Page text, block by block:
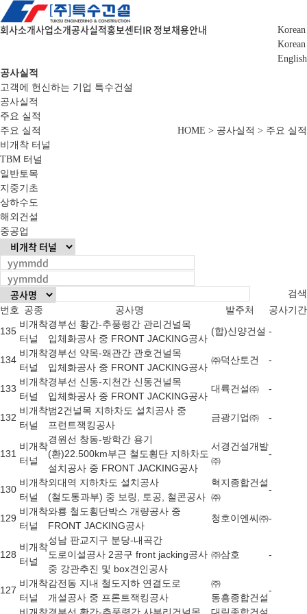
회사소개사업소개공사실적홍보센터IR 정보채용안내
Korean
Korean
English
공사실적
고객에 헌신하는 기업 특수건설
공사실적
주요 실적
주요 실적
HOME > 공사실적 > 주요 실적
비개착 터널
TBM 터널
일반토목
지중기초
상하수도
해외건설
중공업
검색
번호 공종 공사명 발주처
공사기간
135
비개착
터널
경부선 황간-추풍령간 관리건널목
입체화공사 중 FRONT JACKING공사
(합)신양건설 -
134
비개착
터널
경부선 약목-왜관간 관호건널목
입체화공사 중 FRONT JACKING공사
㈜덕산토건 -
133
비개착
터널
경부선 신동-지천간 신동건널목
입체화공사 중 FRONT JACKING공사
대륙건설㈜ -
132
비개착
터널
범2건널목 지하차도 설치공사 중
프런트잭킹공사
금광기업㈜ -
131
비개착
터널
경원선 창동-방학간 용기
(환)22.500km부근 철도횡단 지하차도
설치공사 중 FRONT JACKING공사
서경건설개발
㈜
-
130
비개착
터널
외대역 지하차도 설치공사
(철도통과부) 중 보링, 토공, 철콘공사
혁지종합건설
㈜
-
129
비개착
터널
와룡 철도횡단박스 개량공사 중
FRONT JACKING공사
청호이엔씨㈜-
128
비개착
터널
성남 판교지구 분당-내곡간
도로이설공사 2공구 front jacking공사
중 강관추진 및 box견인공사
㈜삼호 -
127
비개착
터널
감전동 지내 철도지하 연결도로
개설공사 중 프론트잭킹공사
㈜
동흥종합건설
-